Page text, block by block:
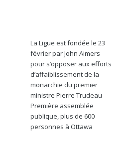
La Ligue est fondée le 23
février par John Aimers
pour s’opposer aux efforts
d’affaiblissement de la
monarchie du premier
ministre Pierre Trudeau
Première assemblée
publique, plus de 600
personnes à Ottawa